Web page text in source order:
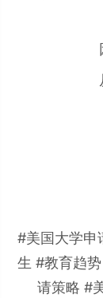
#美国大学
生 #教育趋
请策略 #